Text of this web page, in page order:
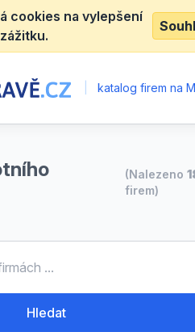
cookies na vylepšení
katalog firem na
(Nalezeno
firem)
Hledat